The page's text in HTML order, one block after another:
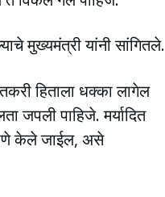
मुख्यमंत्री यांनी सांगितले.
हिताला धक्का लागेल
जपली पाहिजे. मर्यादित
केले जाईल, असे